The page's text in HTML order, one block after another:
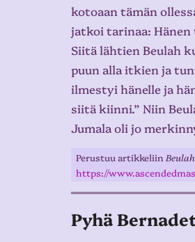
kotoaan tämän
jatkoi tarinaa:
Siitä lähtien Beulah
puun alla itkien ja
ilmestyi hänelle ja
siitä kiinni.” Niin
Jumala oli jo
Perustuu artikkeliin
https://
Pyhä